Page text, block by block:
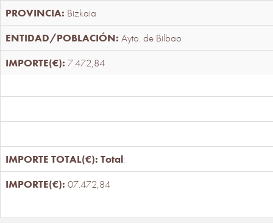
Bizkaia
Ayto. de Bilbao
7.472,84
Total:
07.472,84